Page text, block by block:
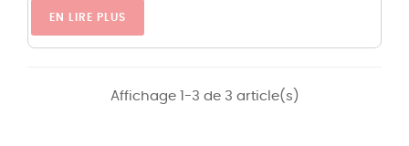
EN LIRE PLUS
Affichage 1-3 de 3 article(s)